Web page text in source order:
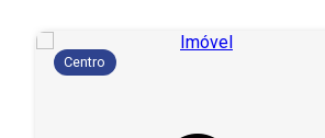
Centro